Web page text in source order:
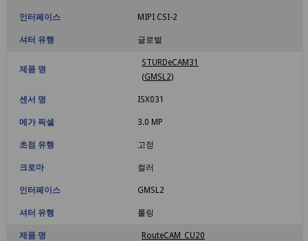
인터페이스 MIPI CSI-2
셔터 유행 글로벌
제품 명
STURDeCAM31
(GMSL2)
센서 명 ISX031
메가 픽셀 3.0 MP
초점 유행 고정
크로마 컬러
인터페이스 GMSL2
셔터 유행 롤링
제품 명 RouteCAM_CU20